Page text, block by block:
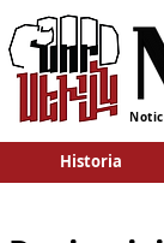
Historia